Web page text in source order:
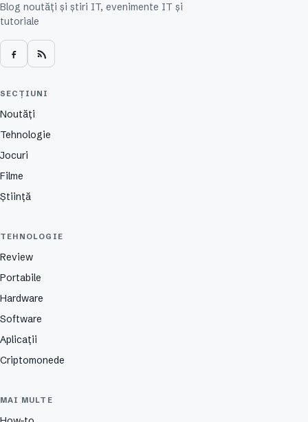
Blog noutăți și știri IT, evenimente IT și
tutoriale
SECȚIUNI
Noutăți
Tehnologie
Jocuri
Filme
Știință
TEHNOLOGIE
Review
Portabile
Hardware
Software
Aplicații
Criptomonede
MAI MULTE